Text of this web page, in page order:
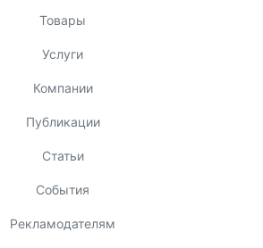
Товары
Услуги
Компании
Публикации
Статьи
События
Рекламодателям